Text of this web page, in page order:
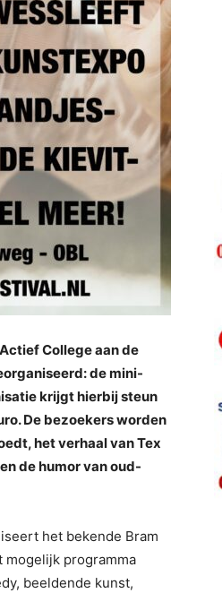
College aan de
de mini-
krijgt hierbij steun
De bezoekers worden
het verhaal van Tex
de humor van oud-
het bekende Bram
mogelijk programma
beeldende kunst,